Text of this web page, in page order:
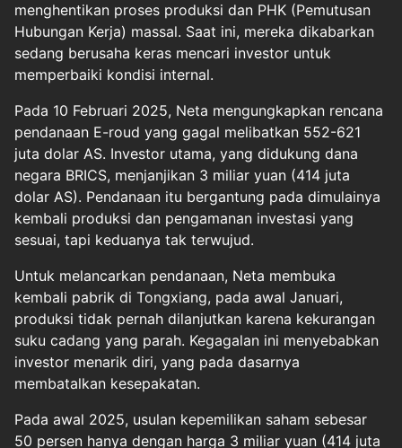
menghentikan proses produksi dan PHK (Pemutusan
Hubungan Kerja) massal. Saat ini, mereka dikabarkan
sedang berusaha keras mencari investor untuk
memperbaiki kondisi internal.
Pada 10 Februari 2025, Neta mengungkapkan rencana
pendanaan E-roud yang gagal melibatkan 552-621
juta dolar AS. Investor utama, yang didukung dana
negara BRICS, menjanjikan 3 miliar yuan (414 juta
dolar AS). Pendanaan itu bergantung pada dimulainya
kembali produksi dan pengamanan investasi yang
sesuai, tapi keduanya tak terwujud.
Untuk melancarkan pendanaan, Neta membuka
kembali pabrik di Tongxiang, pada awal Januari,
produksi tidak pernah dilanjutkan karena kekurangan
suku cadang yang parah. Kegagalan ini menyebabkan
investor menarik diri, yang pada dasarnya
membatalkan kesepakatan.
Pada awal 2025, usulan kepemilikan saham sebesar
50 persen hanya dengan harga 3 miliar yuan (414 juta